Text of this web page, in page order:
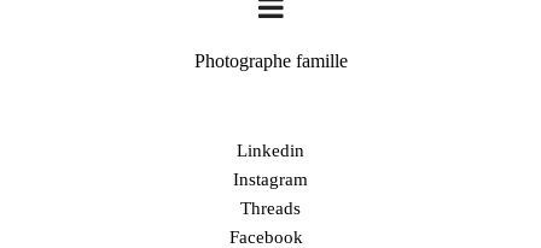
Photographe famille
Linkedin
Instagram
Threads
Facebook